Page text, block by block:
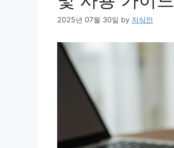
2025년 07월 30일 by 지식인